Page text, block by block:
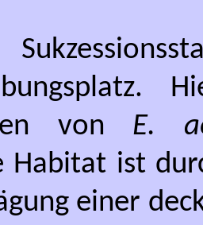
von E.
Habitat ist
einer